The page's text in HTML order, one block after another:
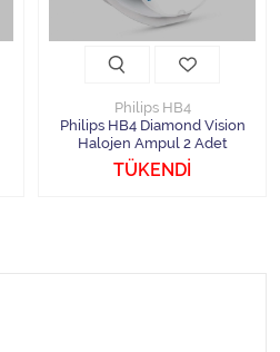
Philips HB4
Philips HB4 Diamond Vision
Halojen Ampul 2 Adet
TÜKENDİ